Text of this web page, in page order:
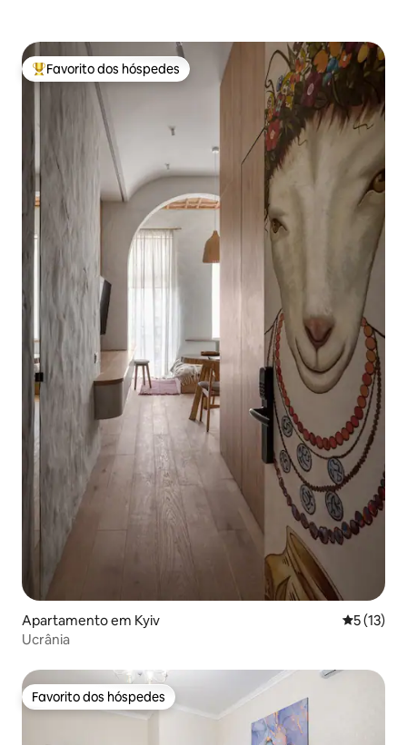
Favoritos dos hóspedes mais apreciados
Favorito dos hóspedes
Apartamento em Kyiv
5 (13)
Ucrânia
Favorito dos hóspedes
Favorito dos hóspedes